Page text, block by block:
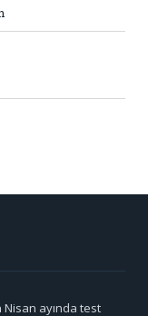
Nisan ayında test